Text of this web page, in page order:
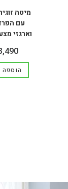
מיטה
עם
וארגזי